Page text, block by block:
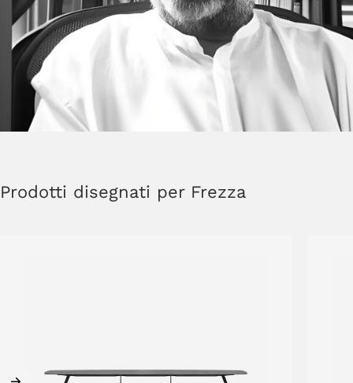
Prodotti disegnati per Frezza